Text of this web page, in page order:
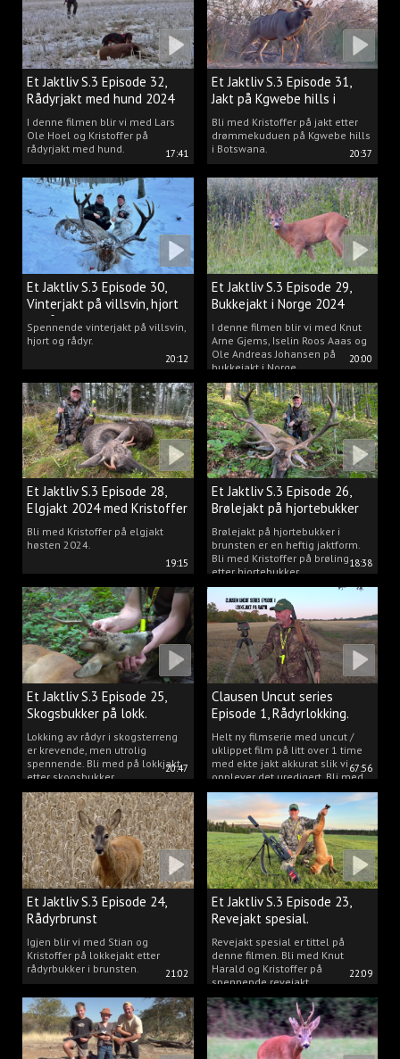
17:41
Et Jaktliv S.3 Episode 32,
Rådyrjakt med hund 2024
I denne filmen blir vi med Lars
Ole Hoel og Kristoffer på
rådyrjakt med hund.
20:37
Et Jaktliv S.3 Episode 31,
Jakt på Kgwebe hills i
Botswana
Bli med Kristoffer på jakt etter
drømmekuduen på Kgwebe hills
i Botswana.
20:12
Et Jaktliv S.3 Episode 30,
Vinterjakt på villsvin, hjort
og rådyr.
Spennende vinterjakt på villsvin,
hjort og rådyr.
20:00
Et Jaktliv S.3 Episode 29,
Bukkejakt i Norge 2024
I denne filmen blir vi med Knut
Arne Gjems, Iselin Roos Aaas og
Ole Andreas Johansen på
bukkejakt i Norge.
19:15
Et Jaktliv S.3 Episode 28,
Elgjakt 2024 med Kristoffer
Clausen
Bli med Kristoffer på elgjakt
høsten 2024.
18:38
Et Jaktliv S.3 Episode 26,
Brølejakt på hjortebukker
med Kristoffer Clausen
Brølejakt på hjortebukker i
brunsten er en heftig jaktform.
Bli med Kristoffer på brøling
etter hjortebukker.
20:47
Et Jaktliv S.3 Episode 25,
Skogsbukker på lokk.
Lokking av rådyr i skogsterreng
er krevende, men utrolig
spennende. Bli med på lokkjakt
etter skogsbukker.
67:56
Clausen Uncut series
Episode 1, Rådyrlokking.
Helt ny filmserie med uncut /
uklippet film på litt over 1 time
med ekte jakt akkurat slik vi
opplever det uredigert. Bli med
Kristoffer og opplev akkurat det
vi gjør når vi er ute og lokker
rådyr.
21:02
Et Jaktliv S.3 Episode 24,
Rådyrbrunst
Igjen blir vi med Stian og
Kristoffer på lokkejakt etter
rådyrbukker i brunsten.
22:09
Et Jaktliv S.3 Episode 23,
Revejakt spesial.
Revejakt spesial er tittel på
denne filmen. Bli med Knut
Harald og Kristoffer på
spennende revejakt.